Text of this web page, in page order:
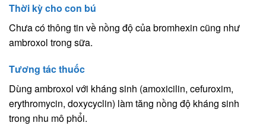
Thời kỳ cho con bú
Chưa có thông tin về nồng độ của bromhexin cũng như
ambroxol trong sữa.
Tương tác thuốc
Dùng ambroxol với kháng sinh (amoxicilin, cefuroxim,
erythromycin, doxycyclin) làm tăng nồng độ kháng sinh
trong nhu mô phổi.